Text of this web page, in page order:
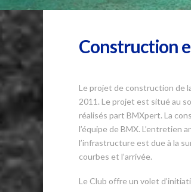
Construction
Le projet de construction de
2011. Le projet est situé au
réalisés part BMXpert. La
l’équipe de BMX. L’entretien
l’infrastructure est due à la
courbes et l’arrivée.
Le Club offre un volet